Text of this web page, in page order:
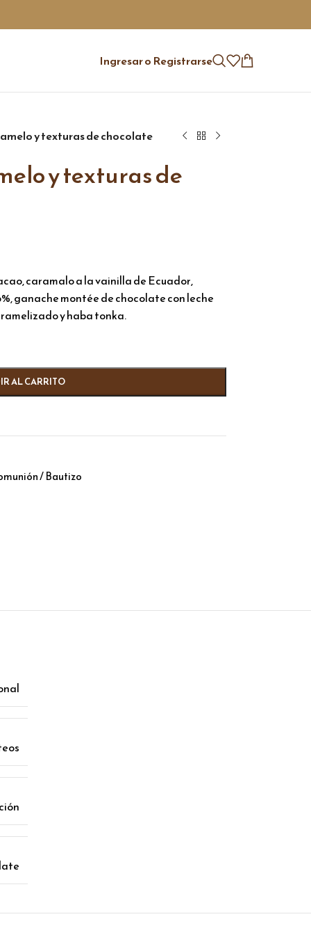
Ingresar o Registrarse
y texturas de chocolate
y texturas de
caramalo a la vainilla de Ecuador,
ganache montée de chocolate con leche
y haba tonka.
AL CARRITO
/ Bautizo